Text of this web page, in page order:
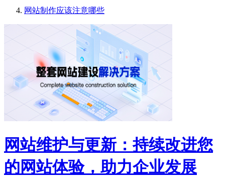
网站制作应该注意哪些
网站维护与更新：持续改进您
的网站体验，助力企业发展